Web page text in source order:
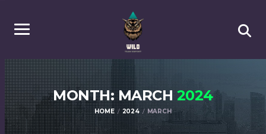
MONTH: MARCH 2024
HOME 2024 MARCH